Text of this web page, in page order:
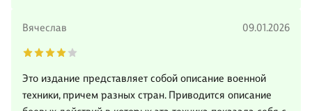
Вячеслав 09.01.2026
Это издание представляет собой описание военной
техники, причем разных стран. Приводится описание